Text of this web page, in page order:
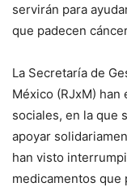
servirán para
que padecen
La Secretaría de
México (RJxM) han
sociales, en la que
apoyar
han visto
medicamentos que